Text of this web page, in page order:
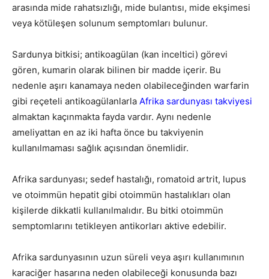
arasında mide rahatsızlığı, mide bulantısı, mide ekşimesi
veya kötüleşen solunum semptomları bulunur.
Sardunya bitkisi; antikoagülan (kan inceltici) görevi
gören, kumarin olarak bilinen bir madde içerir. Bu
nedenle aşırı kanamaya neden olabileceğinden warfarin
gibi reçeteli antikoagülanlarla Afrika sardunyası takviyesi
almaktan kaçınmakta fayda vardır. Aynı nedenle
ameliyattan en az iki hafta önce bu takviyenin
kullanılmaması sağlık açısından önemlidir.
Afrika sardunyası; sedef hastalığı, romatoid artrit, lupus
ve otoimmün hepatit gibi otoimmün hastalıkları olan
kişilerde dikkatli kullanılmalıdır. Bu bitki otoimmün
semptomlarını tetikleyen antikorları aktive edebilir.
Afrika sardunyasının uzun süreli veya aşırı kullanımının
karaciğer hasarına neden olabileceği konusunda bazı